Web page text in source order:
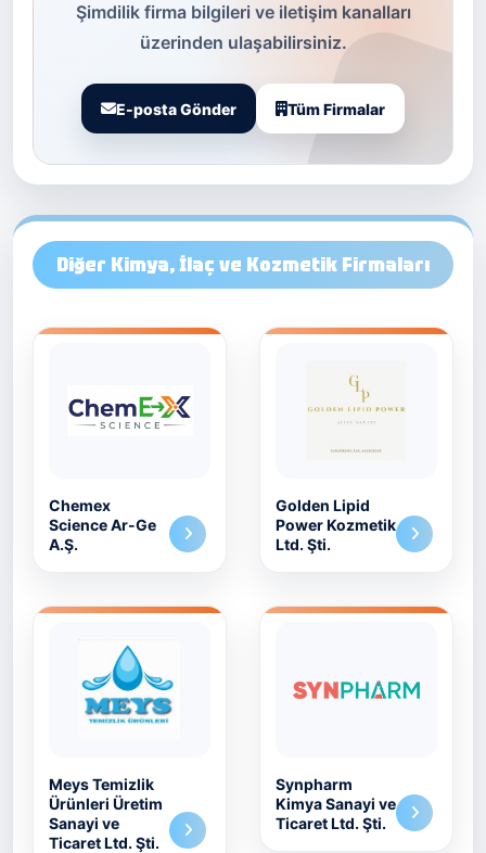
Şimdilik firma bilgileri ve iletişim kanalları
üzerinden ulaşabilirsiniz.
E-posta Gönder Tüm Firmalar
Diğer Kimya, İlaç ve Kozmetik Firmaları
Chemex
Science Ar-Ge
A.Ş.
Golden Lipid
Power Kozmetik
Ltd. Şti.
Meys Temizlik
Ürünleri Üretim
Sanayi ve
Ticaret Ltd. Şti.
Synpharm
Kimya Sanayi ve
Ticaret Ltd. Şti.